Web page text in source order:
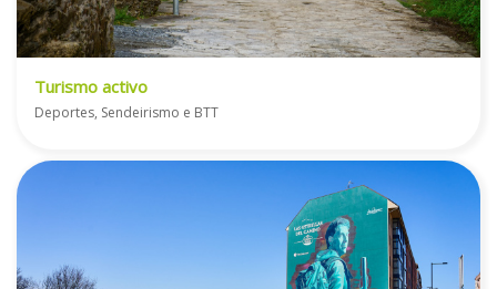
Turismo activo
Deportes, Sendeirismo e BTT